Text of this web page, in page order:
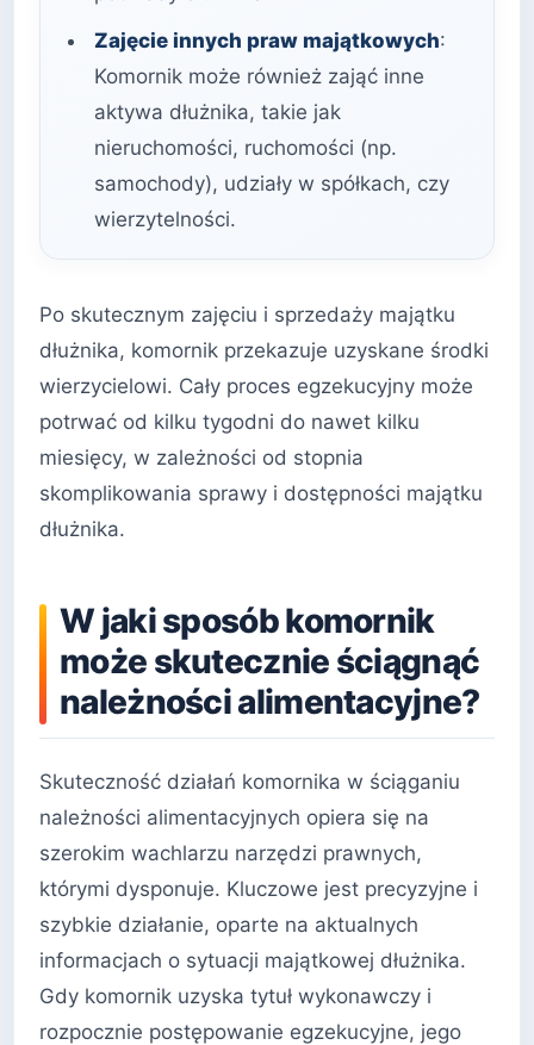
Zajęcie innych praw majątkowych:
Komornik może również zająć inne
aktywa dłużnika, takie jak
nieruchomości, ruchomości (np.
samochody), udziały w spółkach, czy
wierzytelności.
Po skutecznym zajęciu i sprzedaży majątku
dłużnika, komornik przekazuje uzyskane środki
wierzycielowi. Cały proces egzekucyjny może
potrwać od kilku tygodni do nawet kilku
miesięcy, w zależności od stopnia
skomplikowania sprawy i dostępności majątku
dłużnika.
W jaki sposób komornik
może skutecznie ściągnąć
należności alimentacyjne?
Skuteczność działań komornika w ściąganiu
należności alimentacyjnych opiera się na
szerokim wachlarzu narzędzi prawnych,
którymi dysponuje. Kluczowe jest precyzyjne i
szybkie działanie, oparte na aktualnych
informacjach o sytuacji majątkowej dłużnika.
Gdy komornik uzyska tytuł wykonawczy i
rozpocznie postępowanie egzekucyjne, jego